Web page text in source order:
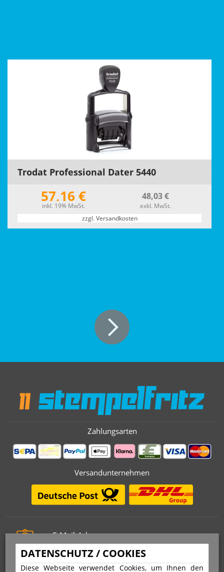
DATENSCHUTZ / COOKIES
Diese Webseite verwendet Cookies, um Ihnen den
Trodat Professional Dater 5440
57,16 €
inkl. 19% MwSt.
48,03 €
exkl. MwSt.
zzgl. Versandkosten
Zahlungsarten
Versandunternehmen
E-Mail-Adresse
info@stempelfritz.de
Telefon